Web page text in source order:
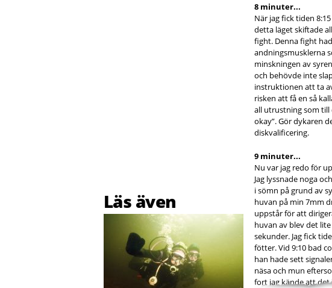
8 minuter...
När jag fick tiden
detta läget skiftade
fight. Denna fight
andningsmusklerna
minskningen av
och behövde inte
instruktionen att ta
risken att få en så
all utrustning som till
okay”. Gör dykaren
diskvalificering.
9 minuter...
Nu var jag redo för
Jag lyssnade noga
i sömn på grund av
huvan på min 7mm
uppstår för att
huvan av blev det
sekunder. Jag fick
fötter. Vid 9:10 bad
han hade sett
näsa och mun
fort jag kände att det
Läs även